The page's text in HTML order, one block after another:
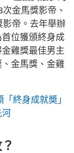
金馬獎影帝、
影帝。去年舉辦
位獲頒終身成
雞獎最佳男主
金馬獎、金雞
終身成就奬」